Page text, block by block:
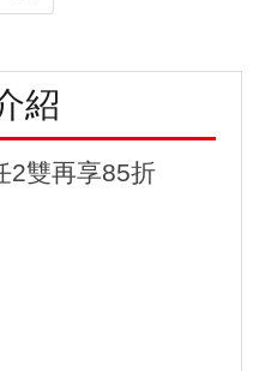
紹
2雙再享85折